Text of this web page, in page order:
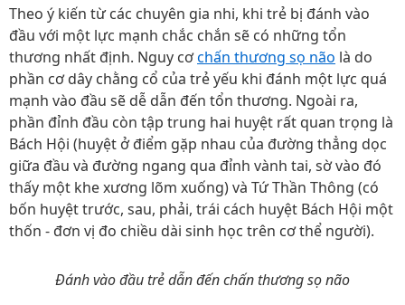
Theo ý kiến từ các chuyên gia nhi, khi trẻ bị đánh vào
đầu với một lực mạnh chắc chắn sẽ có những tổn
thương nhất định. Nguy cơchấn thương sọ não là do
phần cơ dây chằng cổ của trẻ yếu khi đánh một lực quá
mạnh vào đầu sẽ dễ dẫn đến tổn thương. Ngoài ra,
phần đỉnh đầu còn tập trung hai huyệt rất quan trọng là
Bách Hội (huyệt ở điểm gặp nhau của đường thẳng dọc
giữa đầu và đường ngang qua đỉnh vành tai, sờ vào đó
thấy một khe xương lõm xuống) và Tứ Thần Thông (có
bốn huyệt trước, sau, phải, trái cách huyệt Bách Hội một
thốn - đơn vị đo chiều dài sinh học trên cơ thể người).
Đánh vào đầu trẻ dẫn đến chấn thương sọ não